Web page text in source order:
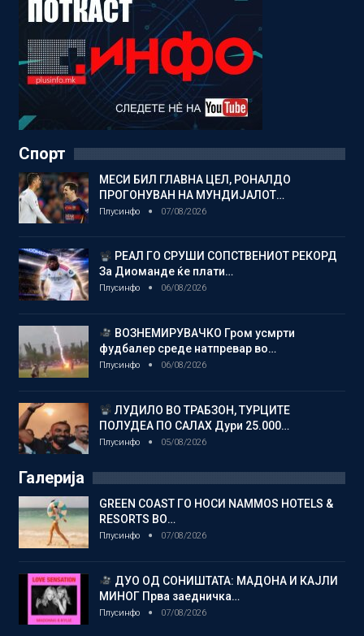
Спорт
МЕСИ БИЛ ГЛАВНА ЦЕЛ, РОНАЛДО
ПРОГОНУВАН НА МУНДИЈАЛОТ…
Плусинфо 07/08/2026
РЕАЛ ГО СРУШИ СОПСТВЕНИОТ РЕКОРД
За Диоманде ќе плати…
Плусинфо 06/08/2026
ВОЗНЕМИРУВАЧКО Гром усмрти
фудбалер среде натпревар во…
Плусинфо 06/08/2026
ЛУДИЛО ВО ТРАБЗОН, ТУРЦИТЕ
ПОЛУДЕА ПО САЛАХ Дури 25.000…
Плусинфо 05/08/2026
Галерија
GREEN COAST ГО НОСИ NAMMOS HOTELS &
RESORTS ВО…
Плусинфо 07/08/2026
ДУО ОД СОНИШТАТА: МАДОНА И КАЈЛИ
МИНОГ Прва заедничка…
Плусинфо 07/08/2026